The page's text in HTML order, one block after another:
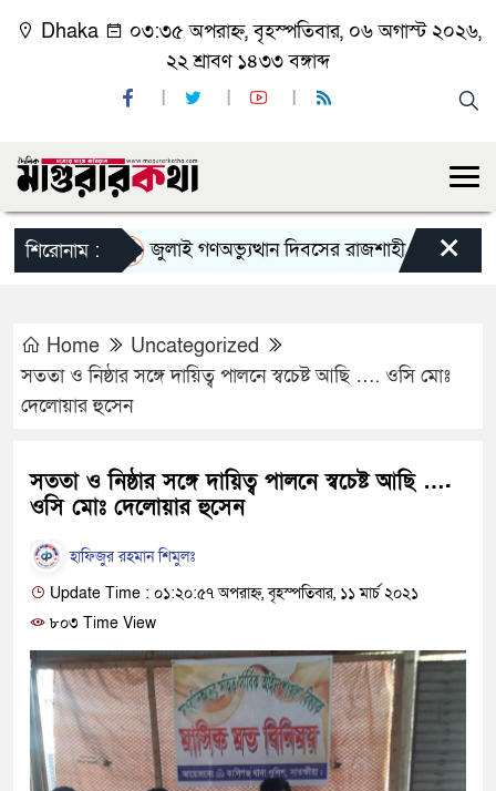
Dhaka
০৩:৩৫ অপরাহ্ন, বৃহস্পতিবার, ০৬ অগাস্ট ২০২৬,
২২ শ্রাবণ ১৪৩৩ বঙ্গাব্দ
শিরোনাম : জুলাই গণঅভ্যুত্থান দিবসের রাজশাহী মহানগর×
Home
Uncategorized
সততা ও নিষ্ঠার সঙ্গে দায়িত্ব পালনে স্বচেষ্ট আছি …. ওসি মোঃ
দেলোয়ার হুসেন
সততা ও নিষ্ঠার সঙ্গে দায়িত্ব পালনে স্বচেষ্ট আছি ….
ওসি মোঃ দেলোয়ার হুসেন
হাফিজুর রহমান শিমুলঃ
Update Time : ০১:২০:৫৭ অপরাহ্ন, বৃহস্পতিবার, ১১ মার্চ ২০২১
৮০৩ Time View